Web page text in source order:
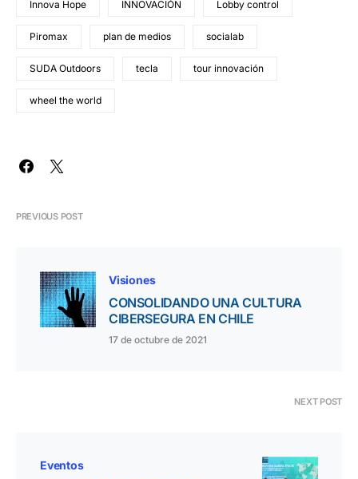
Innova Hope INNOVACIÓN Lobby control
Piromax plan de medios socialab
SUDA Outdoors tecla tour innovación
wheel the world
PREVIOUS POST
Visiones
CONSOLIDANDO UNA CULTURA
CIBERSEGURA EN CHILE
17 de octubre de 2021
NEXT POST
Eventos